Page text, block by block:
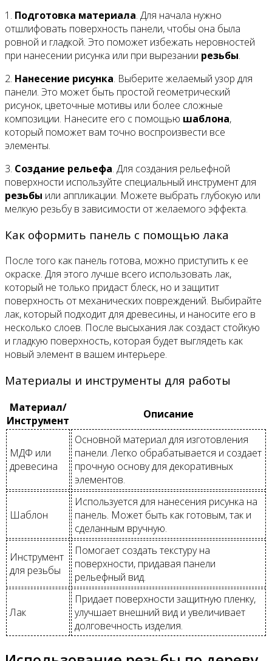
1. Подготовка материала. Для начала нужно
отшлифовать поверхность панели, чтобы она была
ровной и гладкой. Это поможет избежать неровностей
при нанесении рисунка или при вырезании резьбы.
2. Нанесение рисунка. Выберите желаемый узор для
панели. Это может быть простой геометрический
рисунок, цветочные мотивы или более сложные
композиции. Нанесите его с помощью шаблона,
который поможет вам точно воспроизвести все
элементы.
3. Создание рельефа. Для создания рельефной
поверхности используйте специальный инструмент для
резьбы или аппликации. Можете выбрать глубокую или
мелкую резьбу в зависимости от желаемого эффекта.
Как оформить панель с помощью лака
После того как панель готова, можно приступить к ее
окраске. Для этого лучше всего использовать лак,
который не только придаст блеск, но и защитит
поверхность от механических повреждений. Выбирайте
лак, который подходит для древесины, и наносите его в
несколько слоев. После высыхания лак создаст стойкую
и гладкую поверхность, которая будет выглядеть как
новый элемент в вашем интерьере.
Материалы и инструменты для работы
Материал/
Инструмент
Описание
МДФ или
древесина
Основной материал для изготовления
панели. Легко обрабатывается и создает
прочную основу для декоративных
элементов.
Шаблон
Используется для нанесения рисунка на
панель. Может быть как готовым, так и
сделанным вручную.
Инструмент
для резьбы
Помогает создать текстуру на
поверхности, придавая панели
рельефный вид.
Лак
Придает поверхности защитную пленку,
улучшает внешний вид и увеличивает
долговечность изделия.